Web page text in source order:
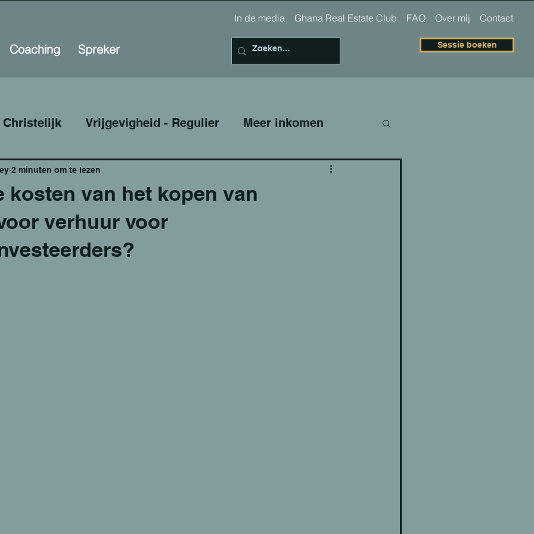
In de media Ghana Real Estate Club FAQ Over mij Contact
Coaching Spreker Sessie boeken
Christelijk Vrijgevigheid - Regulier Meer inkomen
uitgeven Vastgoed Investeren
Experiences - Regulier
kosten van het kopen van
verhuur voor
2 minuten om te lezen